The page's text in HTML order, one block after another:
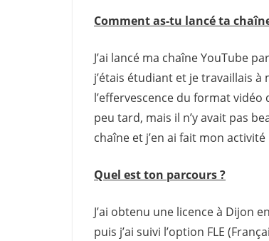
Comment as-tu lancé ta
J’ai lancé ma chaîne YouTube
j’étais étudiant et je travaillais
l’effervescence du format
peu tard, mais il n’y avait pas
chaîne et j’en ai fait mon
Quel est ton parcours ?
J’ai obtenu une licence à Dijon
puis j’ai suivi l’option FLE